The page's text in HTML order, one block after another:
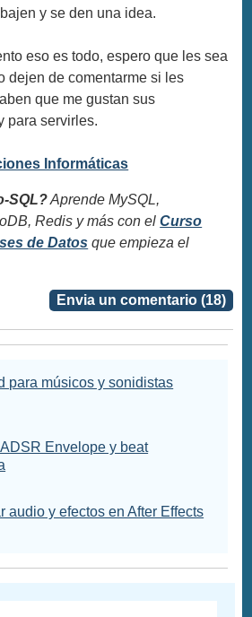
y se den una idea.
eso es todo, espero que les sea
dejen de comentarme si les
que me gustan sus
para servirles.
Informáticas
SQL?Aprende MySQL,
Redis y más con elCurso
de Datos que empieza el
Envia un comentario (18)
para músicos y sonidistas
Envelope y beat
audio y efectos en After Effects